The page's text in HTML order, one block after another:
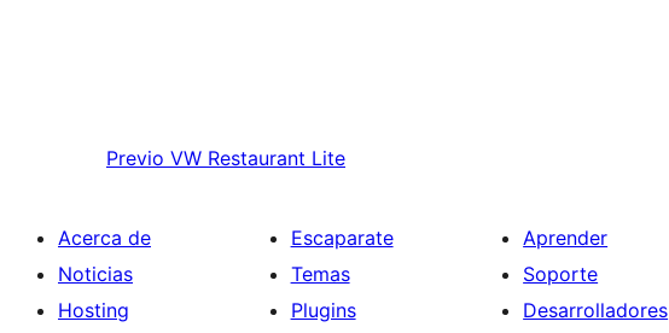
Previo VW Restaurant Lite
Acerca de
Noticias
Hosting
Escaparate
Temas
Plugins
Aprender
Soporte
Desarrolladores